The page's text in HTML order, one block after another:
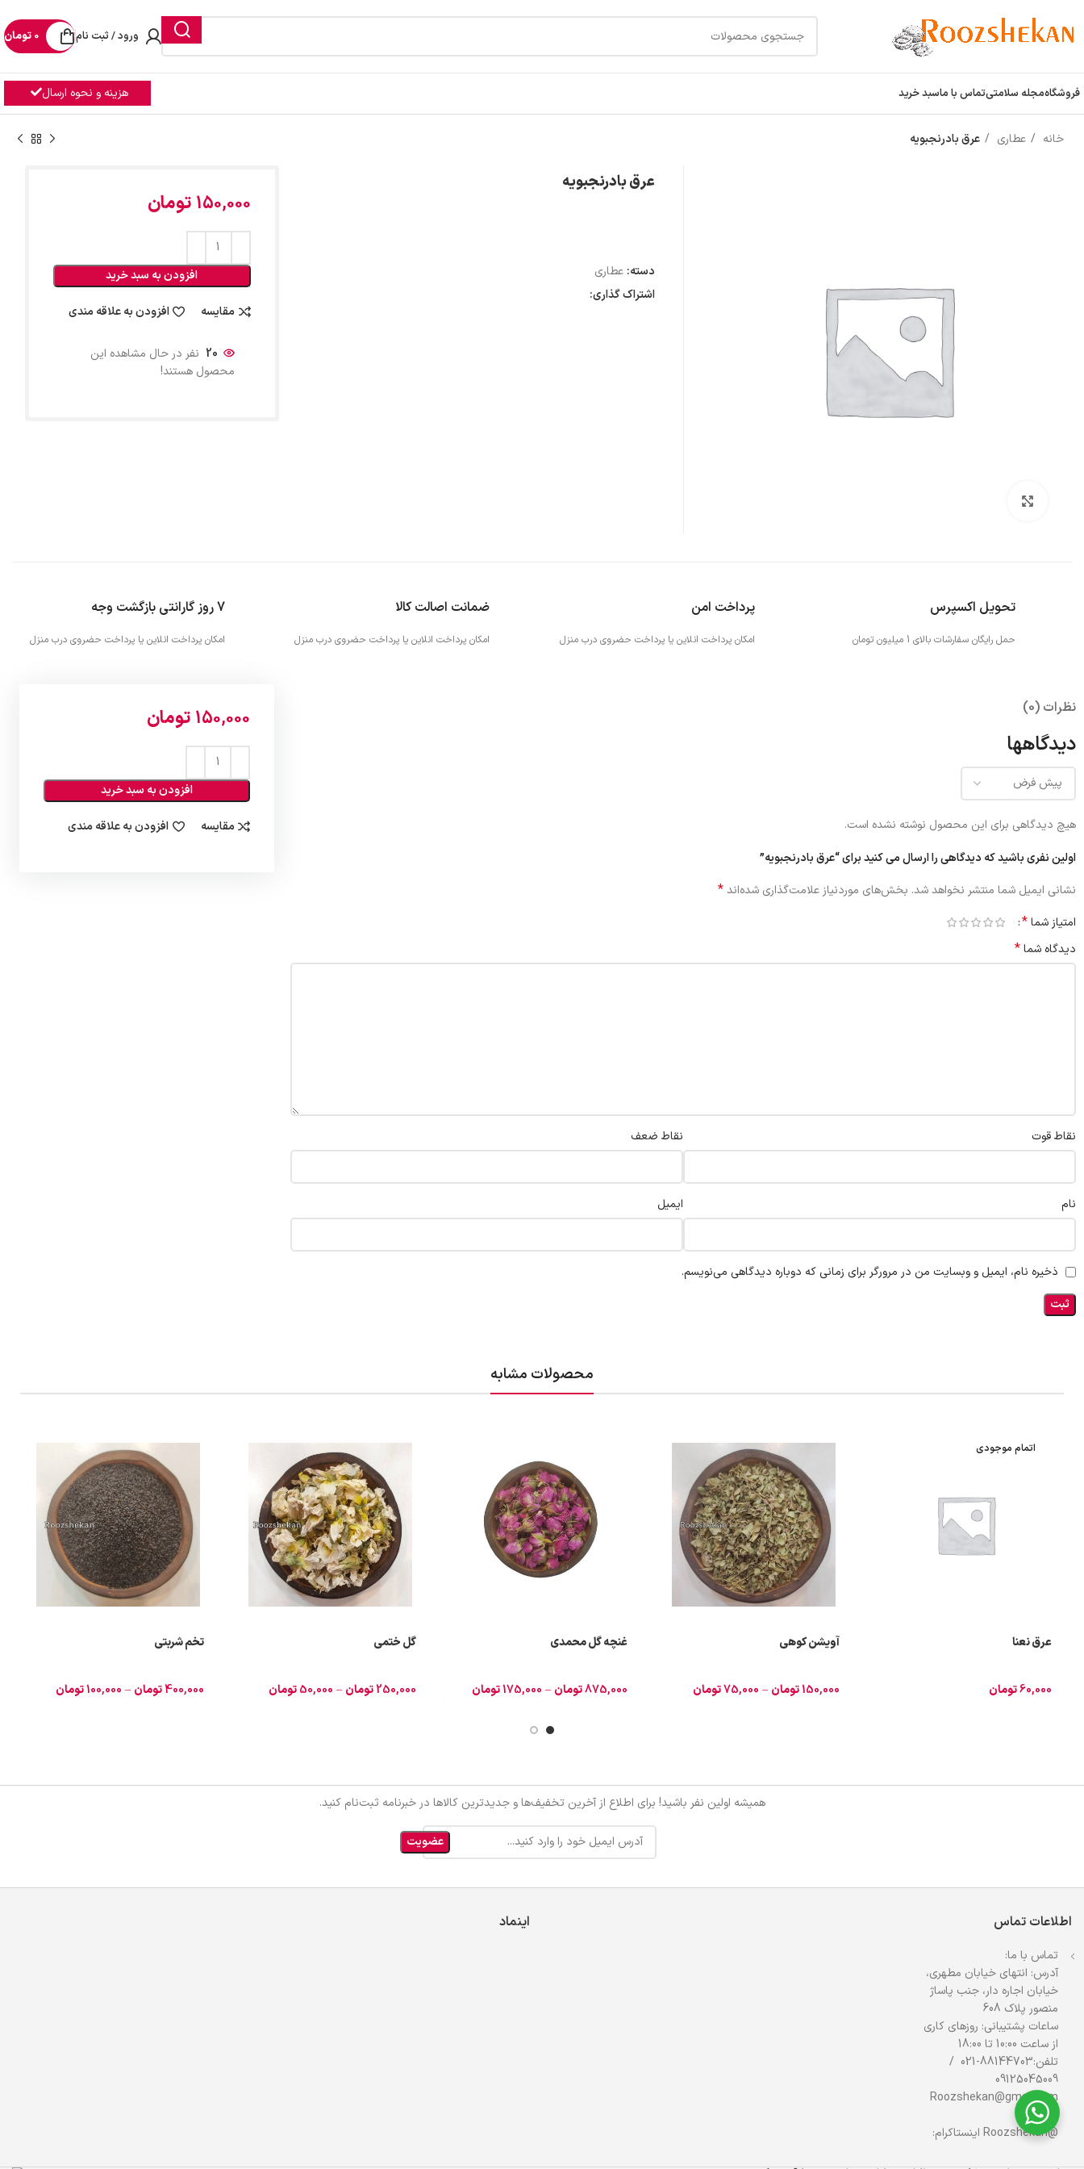
ورود / ثبت نام 0 تومان
فروشگاهمجله سلامتیتماس با ماسبد خرید هزینه و نحوه ارسال
خانه عطاری عرق بادرنجبویه
عرق بادرنجبویه
دسته: عطاری
اشتراک گذاری:
150,000 تومان
افزودن به سبد خرید
مقایسه افزودن به علاقه مندی
20 نفر در حال مشاهده این
محصول هستند!
تحویل اکسپرس
حمل رایگان سفارشات بالای 1 میلیون تومان
پرداخت امن
امکان پرداخت انلاین یا پرداخت حضروی درب منزل
ضمانت اصالت کالا
امکان پرداخت انلاین یا پرداخت حضروی درب منزل
7 روز گارانتی بازگشت وجه
امکان پرداخت انلاین یا پرداخت حضروی درب منزل
نظرات (0)
دیدگاهها
هیچ دیدگاهی برای این محصول نوشته نشده است.
اولین نفری باشید که دیدگاهی را ارسال می کنید برای “عرق بادرنجبویه”
نشانی ایمیل شما منتشر نخواهد شد. بخش‌های موردنیاز علامت‌گذاری شده‌اند*
امتیاز شما*
دیدگاه شما*
نقاط قوت نقاط ضعف
نام ایمیل
ذخیره نام، ایمیل و وبسایت من در مرورگر برای زمانی که دوباره دیدگاهی می‌نویسم.
150,000 تومان
افزودن به سبد خرید
مقایسه افزودن به علاقه مندی
محصولات مشابه
اتمام موجودی
عرق نعنا
60,000تومان
آویشن کوهی
150,000تومان –
75,000تومان
غنچه گل محمدی
875,000تومان –
175,000تومان
گل ختمی
250,000تومان –
50,000 تومان
تخم شربتی
400,000تومان –
100,000تومان
همیشه اولین نفر باشید! برای اطلاع از آخرین تخفیف‌ها و جدیدترین کالاها در خبرنامه ثبت‌نام کنید.
اطلاعات تماس
تماس با ما:
آدرس: انتهای خیابان مطهری،
خیابان اجاره دار، جنب پاساژ
منصور پلاک 608
ساعات پشتیبانی: روزهای کاری
از ساعت 10:00 تا 18:00
تلفن:88144703-021 /
09125045009
Roozshekan@gmail.com
ایمیل:
@Roozshekan اینستاکرام:
اینماد